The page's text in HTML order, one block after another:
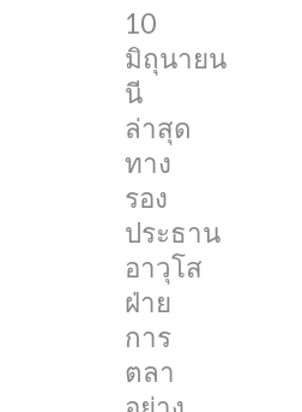
10
มิถุนายน
นี
ล่าสุด
ทาง
รอง
ประธาน
อาวุโส
ฝ่าย
การ
ตลา
ผ่าน
Twitter
ของ
เขา
นท์